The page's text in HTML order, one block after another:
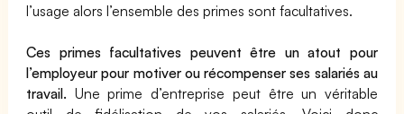
l’usage alors l’ensemble des primes sont facultatives.
Ces primes facultatives peuvent être un atout pour
l’employeur pour motiver ou récompenser ses salariés au
travail. Une prime d’entreprise peut être un véritable